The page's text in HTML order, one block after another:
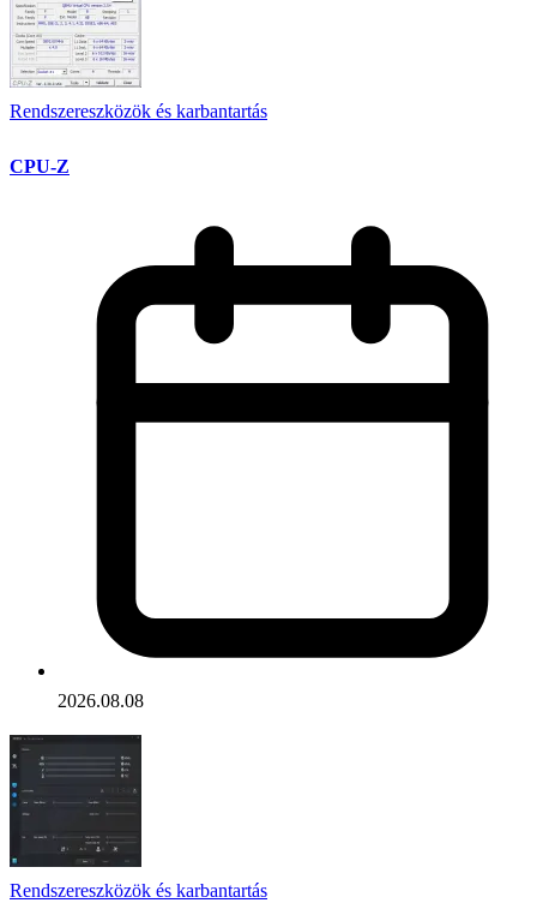
Rendszereszközök és karbantartás
CPU-Z
2026.08.08
Rendszereszközök és karbantartás